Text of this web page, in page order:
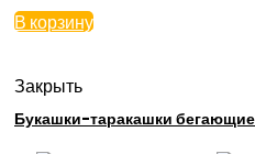
В корзину
Закрыть
Букашки-таракашки